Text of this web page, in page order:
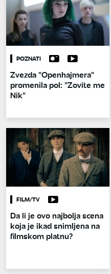
POZNATI
Zvezda "Openhajmera"
promenila pol: "Zovite me
Nik"
FILM/TV
Da li je ovo najbolja scena
koja je ikad snimljena na
filmskom platnu?